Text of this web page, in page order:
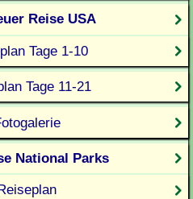
Reise USA
Tage 1-10
Tage 11-21
National Parks